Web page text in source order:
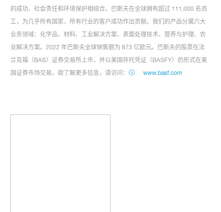
的成功、社会责任和环境保护相结合。巴斯夫在全球拥有超过 111,000 名员
工，为几乎所有国家、所有行业的客户成功作出贡献。我们的产品分属六大
业务领域：化学品、材料、工业解决方案、表面处理技术、营养与护理、农
业解决方案。2022 年巴斯夫全球销售额为 873 亿欧元。巴斯夫的股票在法
兰克福（BAS）证券交易所上市，并以美国存托凭证（BASFY）的形式在美
国证券市场交易。欲了解更多信息，请访问：
www.basf.com